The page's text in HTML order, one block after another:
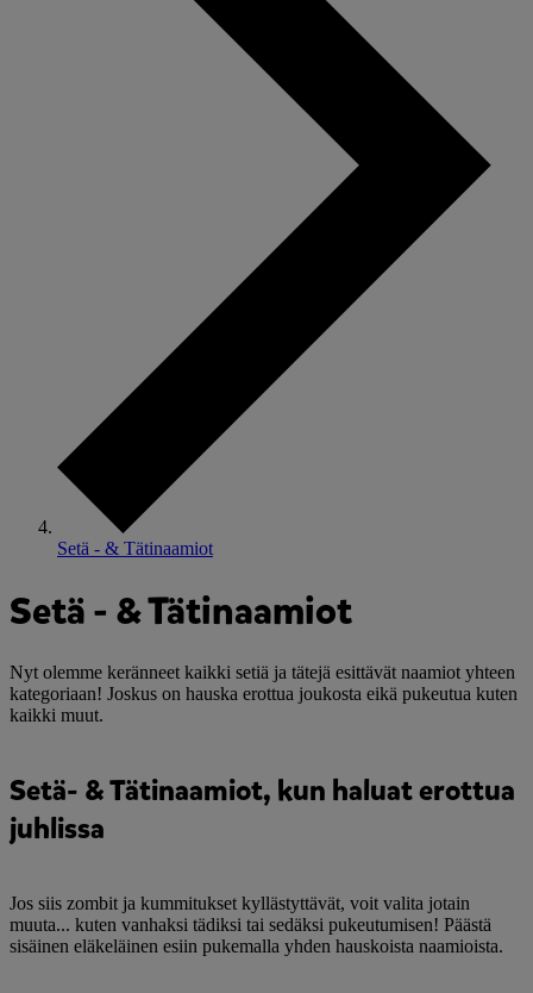
Setä - & Tätinaamiot
Setä - & Tätinaamiot
Nyt olemme keränneet kaikki setiä ja tätejä esittävät naamiot yhteen
kategoriaan! Joskus on hauska erottua joukosta eikä pukeutua kuten
kaikki muut.
Setä- & Tätinaamiot, kun haluat erottua
juhlissa
Jos siis zombit ja kummitukset kyllästyttävät, voit valita jotain
muuta... kuten vanhaksi tädiksi tai sedäksi pukeutumisen! Päästä
sisäinen eläkeläinen esiin pukemalla yhden hauskoista naamioista.